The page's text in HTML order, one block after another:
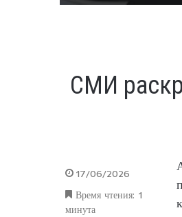
СМИ
17/06/2026
Время чтения: 1
минута